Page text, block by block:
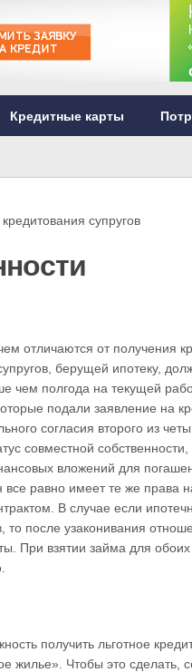
Кредитные карты
супругов
отличаются от получения
берущей ипотеку,
чем полгода на текущей
подали заявление на
согласия второго из четы
совместной собственности,
вложений для
равно имеет те же права
В случае если
после узаконивания
При взятии займа для обоих
получить льготное
жилье». Чтобы это сделать,